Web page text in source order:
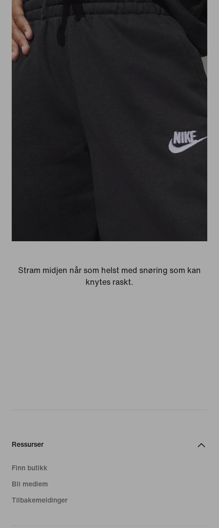
Stram midjen når som helst med snøring som kan
knytes raskt.
Ressurser
Finn butikk
Bli medlem
Tilbakemeldinger